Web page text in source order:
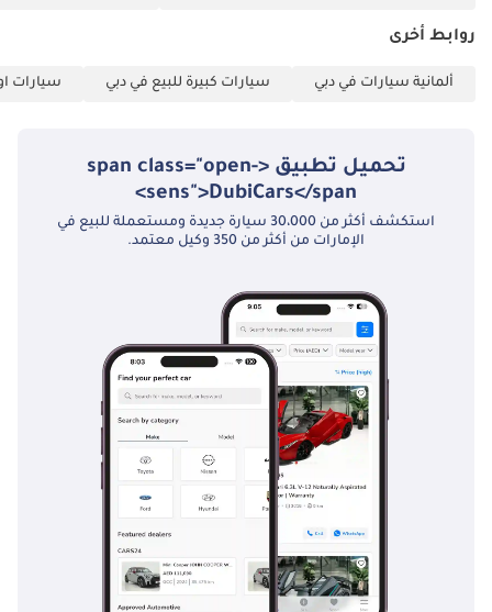
روابط أخرى
ألمانية سيارات في دبي سيارات كبيرة للبيع في دبي سيارات
تحميل تطبيق <span class="open-
sens">DubiCars</span>
استكشف أكثر من 30،000 سيارة جديدة ومستعملة للبيع في
الإمارات من أكثر من 350 وكيل معتمد.